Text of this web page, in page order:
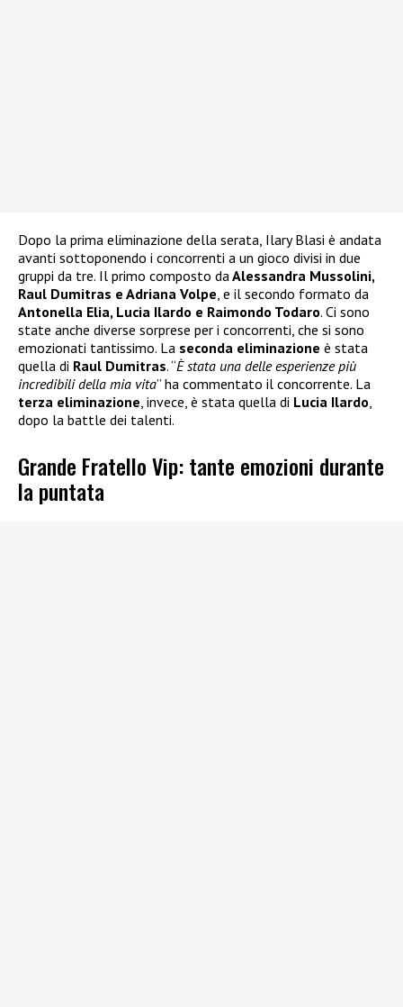
Dopo la prima eliminazione della serata, Ilary Blasi è andata
avanti sottoponendo i concorrenti a un gioco divisi in due
gruppi da tre. Il primo composto daAlessandra Mussolini,
Raul Dumitras e Adriana Volpe, e il secondo formato da
Antonella Elia, Lucia Ilardo e Raimondo Todaro. Ci sono
state anche diverse sorprese per i concorrenti, che si sono
emozionati tantissimo. La seconda eliminazione è stata
quella di Raul Dumitras. “È stata una delle esperienze più
incredibili della mia vita” ha commentato il concorrente. La
terza eliminazione, invece, è stata quella di Lucia Ilardo,
dopo la battle dei talenti.
Grande Fratello Vip: tante emozioni durante
la puntata